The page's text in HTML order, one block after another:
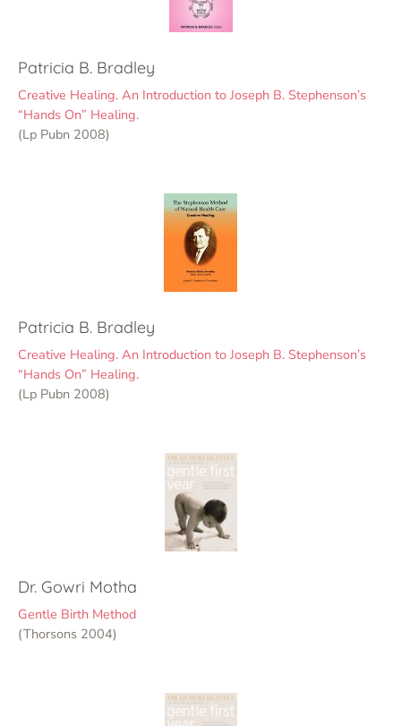
Patricia B. Bradley
Creative Healing. An Introduction to Joseph B. Stephenson’s
“Hands On” Healing.
(Lp Pubn 2008)
Patricia B. Bradley
Creative Healing. An Introduction to Joseph B. Stephenson’s
“Hands On” Healing.
(Lp Pubn 2008)
Dr. Gowri Motha
Gentle Birth Method
(Thorsons 2004)